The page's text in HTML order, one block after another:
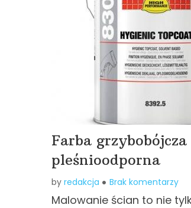
Farba
pleśnioodporna
by redakcja Brak komentarzy
Malowanie ścian to nie